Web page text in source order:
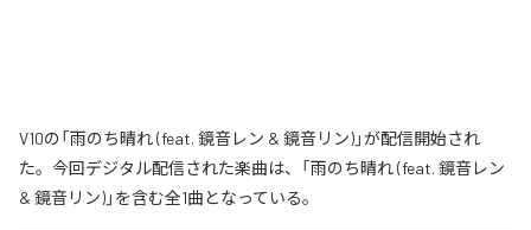
V10の「雨のち晴れ (feat. 鏡音レン & 鏡音リン)」が配信開始され
た。今回デジタル配信された楽曲は、「雨のち晴れ (feat. 鏡音レン
& 鏡音リン)」を含む全1曲となっている。